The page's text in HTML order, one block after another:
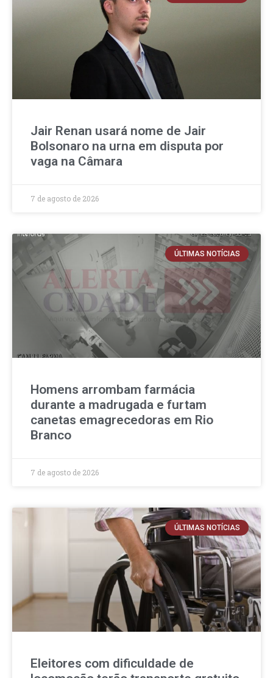
Jair Renan usará nome de Jair
Bolsonaro na urna em disputa por
vaga na Câmara
7 de agosto de 2026
ÚLTIMAS NOTÍCIAS
Homens arrombam farmácia
durante a madrugada e furtam
canetas emagrecedoras em Rio
Branco
7 de agosto de 2026
ÚLTIMAS NOTÍCIAS
Eleitores com dificuldade de